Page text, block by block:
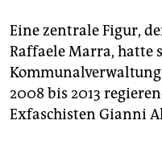
Eine zentrale Figur,
Raffaele Marra, hatte
2008 bis 2013
Exfaschisten Gianni